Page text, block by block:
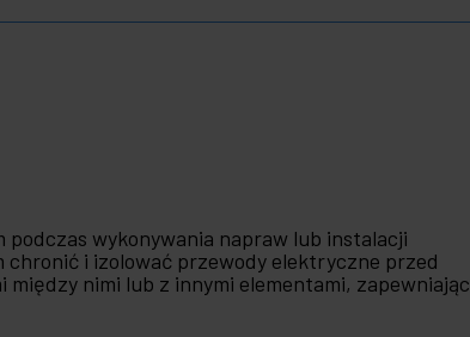
wykonywania napraw lub instalacji
i izolować przewody elektryczne przed
nimi lub z innymi elementami, zapewniając